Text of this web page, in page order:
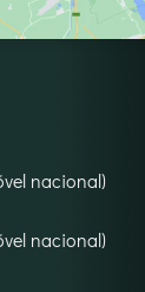
nacional)
nacional)